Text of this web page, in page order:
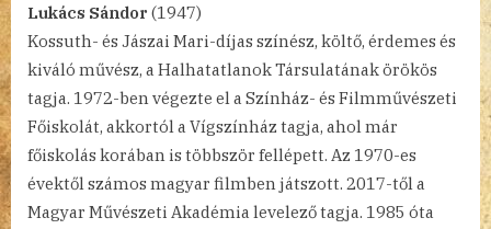
Lukács Sándor (1947)
Kossuth- és Jászai Mari-díjas színész, költő, érdemes és
kiváló művész, a Halhatatlanok Társulatának örökös
tagja. 1972-ben végezte el a Színház- és Filmművészeti
Főiskolát, akkortól a Vígszínház tagja, ahol már
főiskolás korában is többször fellépett. Az 1970-es
évektől számos magyar filmben játszott. 2017-től a
Magyar Művészeti Akadémia levelező tagja. 1985 óta